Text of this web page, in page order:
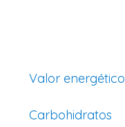
Valor energético
Carbohidratos